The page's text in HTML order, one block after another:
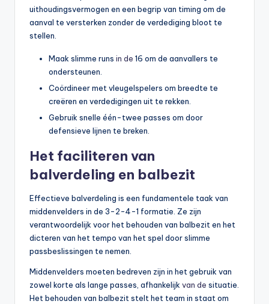
uithoudingsvermogen en een begrip van timing om de
aanval te versterken zonder de verdediging bloot te
stellen.
Maak slimme runs in de 16 om de aanvallers te
ondersteunen.
Coördineer met vleugelspelers om breedte te
creëren en verdedigingen uit te rekken.
Gebruik snelle één-twee passes om door
defensieve lijnen te breken.
Het faciliteren van
balverdeling en balbezit
Effectieve balverdeling is een fundamentele taak van
middenvelders in de 3-2-4-1 formatie. Ze zijn
verantwoordelijk voor het behouden van balbezit en het
dicteren van het tempo van het spel door slimme
passbeslissingen te nemen.
Middenvelders moeten bedreven zijn in het gebruik van
zowel korte als lange passes, afhankelijk van de situatie.
Het behouden van balbezit stelt het team in staat om